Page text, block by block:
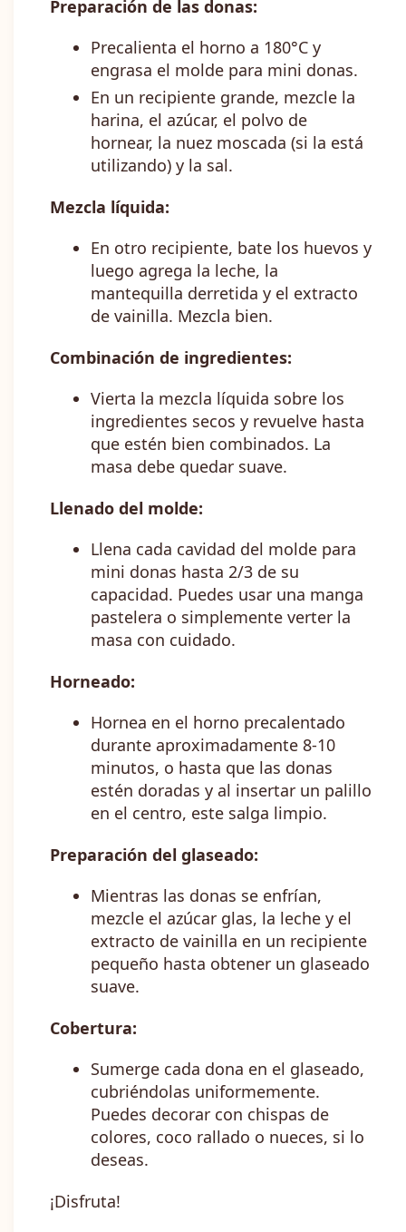
Preparación de las donas:
Precalienta el horno a 180°C y
engrasa el molde para mini donas.
En un recipiente grande, mezcle la
harina, el azúcar, el polvo de
hornear, la nuez moscada (si la está
utilizando) y la sal.
Mezcla líquida:
En otro recipiente, bate los huevos y
luego agrega la leche, la
mantequilla derretida y el extracto
de vainilla. Mezcla bien.
Combinación de ingredientes:
Vierta la mezcla líquida sobre los
ingredientes secos y revuelve hasta
que estén bien combinados. La
masa debe quedar suave.
Llenado del molde:
Llena cada cavidad del molde para
mini donas hasta 2/3 de su
capacidad. Puedes usar una manga
pastelera o simplemente verter la
masa con cuidado.
Horneado:
Hornea en el horno precalentado
durante aproximadamente 8-10
minutos, o hasta que las donas
estén doradas y al insertar un palillo
en el centro, este salga limpio.
Preparación del glaseado:
Mientras las donas se enfrían,
mezcle el azúcar glas, la leche y el
extracto de vainilla en un recipiente
pequeño hasta obtener un glaseado
suave.
Cobertura:
Sumerge cada dona en el glaseado,
cubriéndolas uniformemente.
Puedes decorar con chispas de
colores, coco rallado o nueces, si lo
deseas.
¡Disfruta!